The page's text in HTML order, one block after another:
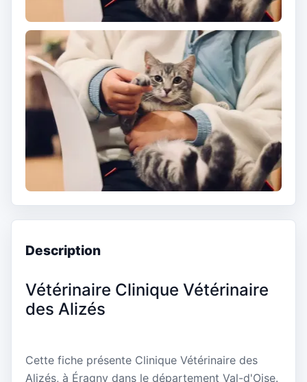
Description
Vétérinaire Clinique Vétérinaire
des Alizés
Cette fiche présente Clinique Vétérinaire des
Alizés, à Éragny dans le département Val-d'Oise.